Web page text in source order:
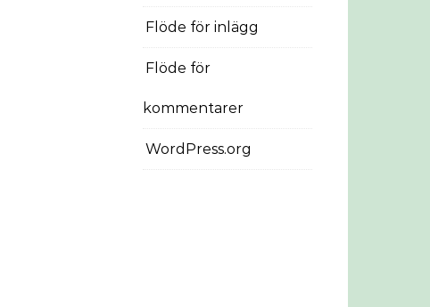
Flöde för inlägg
Flöde för
kommentarer
WordPress.org